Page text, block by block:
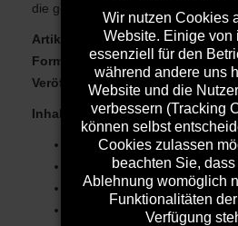
die geübten Elemente im Spiel
Artikelnummer:100153
Format:
PDF
Veröffentlicht am:
10.06.2013
Inhalt: (Dauer Einzelübung/
Einlaufen/Dehnen (10/10)
Laufkoordination (10/20)
Ballgewöhnung (10/30)
Torhüter einwerfen (10/40)
Wir nutzen Cookies
Website. Einige von
essenziell für den
während andere uns
Website und die
verbessern (Tracking
können selbst
Cookies zulassen
beachten Sie,
Ablehnung womöglich
Funktionalitäten
Verfügung